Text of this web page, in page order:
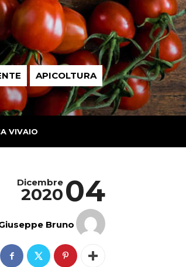
APICOLTURA
VIVAIO
04
Dicembre
2020
Bruno